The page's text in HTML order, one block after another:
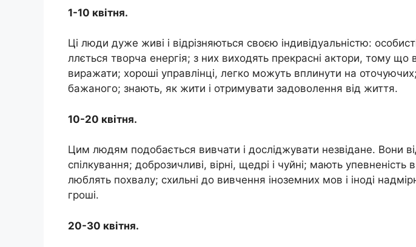
1-10 квітня.
Ці люди дуже живі і відрізняються своєю індивідуальністю:
ллється творча енергія; з них виходять прекрасні актори, тому що
виражати; хороші управлінці, легко можуть вплинути на
бажаного; знають, як жити і отримувати задоволення від життя.
10-20 квітня.
Цим людям подобається вивчати і досліджувати незвідане. Вони
спілкування; доброзичливі, вірні, щедрі і чуйні; мають упевненість
люблять похвалу; схильні до вивчення іноземних мов і іноді
гроші.
20-30 квітня.